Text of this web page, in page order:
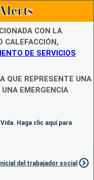
CON LA
CALEFACCIÓN,
DE SERVICIOS
QUE REPRESENTE UNA
EMERGENCIA
Haga clic aquí para
del trabajador social